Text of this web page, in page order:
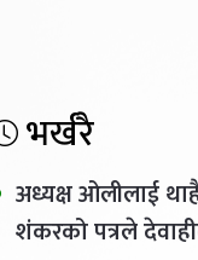
भर्खरै
अध्यक्ष ओलीलाई
शंकरको पत्रले